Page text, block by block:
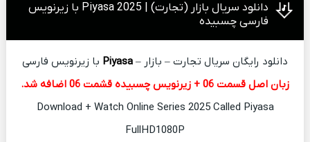
دانلود سریال بازار (تجارت) | Piyasa 2025 با زیرنویس
فارسی چسبیده
دانلود رایگان سریال تجارت – بازار – Piyasa با زیرنویس فارسی
زبان اصل قسمت 06 + زیرنویس چسبیده قشمت 06 اضافه شد.
Download + Watch Online Series 2025 Called Piyasa
FullHD1080P